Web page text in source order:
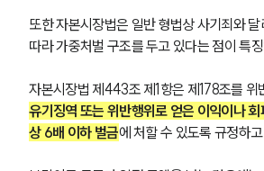
또한 자본시장법은 일반 형법상 사기죄와 달
따라 가중처벌 구조를 두고 있다는 점이 특
자본시장법 제443조 제1항은 제178조를 위
유기징역 또는 위반행위로 얻은 이익이나 회
상 6배 이하 벌금에 처할 수 있도록 규정하